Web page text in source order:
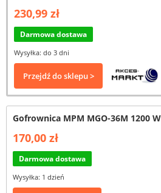
230,99 zł
Darmowa dostawa
Wysyłka: do 3 dni
Przejdź do sklepu >
Gofrownica MPM MGO-36M 1200 W
170,00 zł
Darmowa dostawa
Wysyłka: 1 dzień